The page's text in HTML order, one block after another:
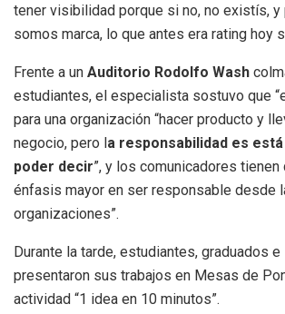
tener visibilidad porque si no, no existís,
somos marca, lo que antes era rating hoy
Frente a un Auditorio Rodolfo Wash
estudiantes, el especialista sostuvo que
para una organización “hacer producto y
negocio, pero la responsabilidad es
poder decir”, y los comunicadores tienen
énfasis mayor en ser responsable desde
organizaciones”.
Durante la tarde, estudiantes, graduados
presentaron sus trabajos en Mesas de
actividad “1 idea en 10 minutos”.